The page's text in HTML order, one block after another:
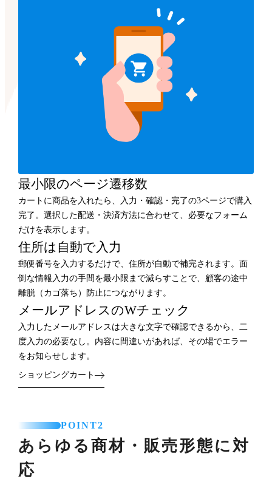
最小限のページ遷移数
カートに商品を入れたら、入力・確認・完了の3ページで購入
完了。選択した配送・決済方法に合わせて、必要なフォーム
だけを表示します。
住所は自動で入力
郵便番号を入力するだけで、住所が自動で補完されます。面
倒な情報入力の手間を最小限まで減らすことで、顧客の途中
離脱（カゴ落ち）防止につながります。
メールアドレスのWチェック
入力したメールアドレスは大きな文字で確認できるから、二
度入力の必要なし。内容に間違いがあれば、その場でエラー
をお知らせします。
ショッピングカート
POINT2
あらゆる商材・販売形態に対
応